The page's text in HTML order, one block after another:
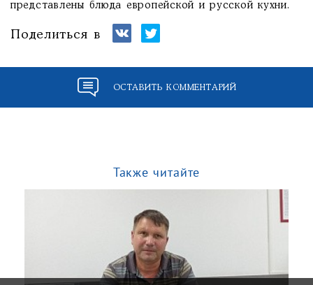
представлены блюда европейской и русской кухни.
Поделиться в
ОСТАВИТЬ КОММЕНТАРИЙ
Также читайте